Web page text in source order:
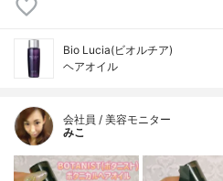
Bio Lucia(ビオルチア)
ヘアオイル
会社員 / 美容モニター
みこ